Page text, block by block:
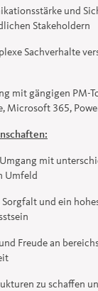
und
Stakeholdern
Sachverhalte
mit gängigen PM-
Microsoft 365,
mit
Umfeld
und ein
Freude an
zu schaffen